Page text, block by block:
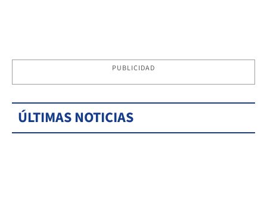
PUBLICIDAD
ÚLTIMAS NOTICIAS